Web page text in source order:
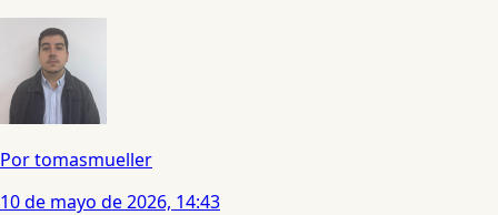
Por tomasmueller
10 de mayo de 2026, 14:43